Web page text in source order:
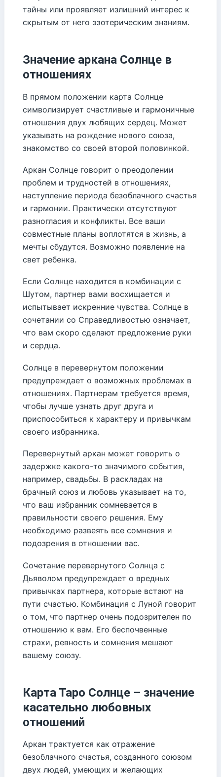
тайны или проявляет излишний интерес к
скрытым от него эзотерическим знаниям.
Значение аркана Солнце в
отношениях
В прямом положении карта Солнце
символизирует счастливые и гармоничные
отношения двух любящих сердец. Может
указывать на рождение нового союза,
знакомство со своей второй половинкой.
Аркан Солнце говорит о преодолении
проблем и трудностей в отношениях,
наступление периода безоблачного счастья
и гармонии. Практически отсутствуют
разногласия и конфликты. Все ваши
совместные планы воплотятся в жизнь, а
мечты сбудутся. Возможно появление на
свет ребенка.
Если Солнце находится в комбинации с
Шутом, партнер вами восхищается и
испытывает искренние чувства. Солнце в
сочетании со Справедливостью означает,
что вам скоро сделают предложение руки
и сердца.
Солнце в перевернутом положении
предупреждает о возможных проблемах в
отношениях. Партнерам требуется время,
чтобы лучше узнать друг друга и
приспособиться к характеру и привычкам
своего избранника.
Перевернутый аркан может говорить о
задержке какого-то значимого события,
например, свадьбы. В раскладах на
брачный союз и любовь указывает на то,
что ваш избранник сомневается в
правильности своего решения. Ему
необходимо развеять все сомнения и
подозрения в отношении вас.
Сочетание перевернутого Солнца с
Дьяволом предупреждает о вредных
привычках партнера, которые встают на
пути счастью. Комбинация с Луной говорит
о том, что партнер очень подозрителен по
отношению к вам. Его беспочвенные
страхи, ревность и сомнения мешают
вашему союзу.
Карта Таро Солнце – значение
касательно любовных
отношений
Аркан трактуется как отражение
безоблачного счастья, созданного союзом
двух людей, умеющих и желающих